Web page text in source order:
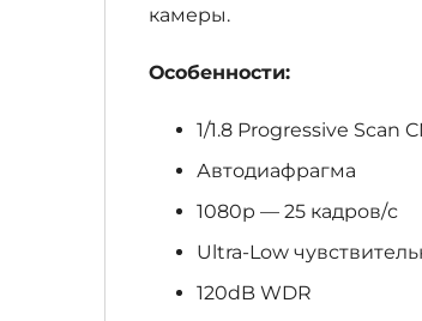
камеры.
Особенности:
1/1.8 Progressive Scan
Автодиафрагма
1080p — 25 кадров/с
Ultra-Low
120dB WDR